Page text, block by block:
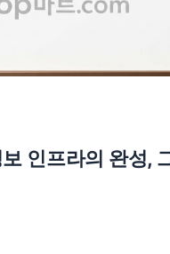
인프라의 완성,